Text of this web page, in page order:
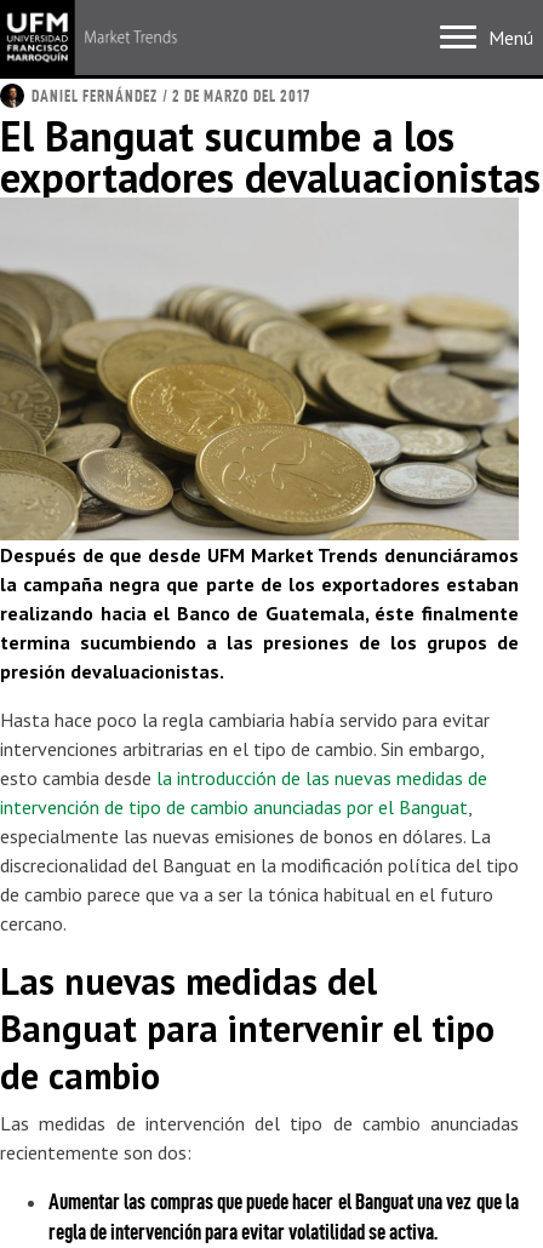
Menú
DANIEL FERNÁNDEZ / 2 DE MARZO DEL 2017
El Banguat sucumbe a los
exportadores devaluacionistas
Después de que desde UFM Market Trends denunciáramos
la campaña negra que parte de los exportadores estaban
realizando hacia el Banco de Guatemala, éste finalmente
termina sucumbiendo a las presiones de los grupos de
presión devaluacionistas.
Hasta hace poco la regla cambiaria había servido para evitar
intervenciones arbitrarias en el tipo de cambio. Sin embargo,
esto cambia desde la introducción de las nuevas medidas de
intervención de tipo de cambio anunciadas por el Banguat
especialmente las nuevas emisiones de bonos en dólares. La
discrecionalidad del Banguat en la modificación política del tipo
de cambio parece que va a ser la tónica habitual en el futuro
cercano.
Las nuevas medidas del
Banguat para intervenir el tipo
de cambio
Las medidas de intervención del tipo de cambio anunciadas
recientemente son dos:
Aumentar las compras que puede hacer el Banguat una vez que la
regla de intervención para evitar volatilidad se activa.